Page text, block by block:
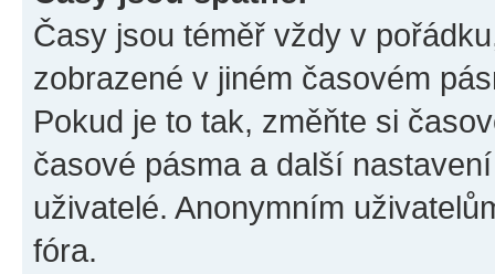
Časy jsou téměř vždy v
zobrazené v jiném časovém
Pokud je to tak, změňte si
časové pásma a další
uživatelé. Anonymním
fóra.